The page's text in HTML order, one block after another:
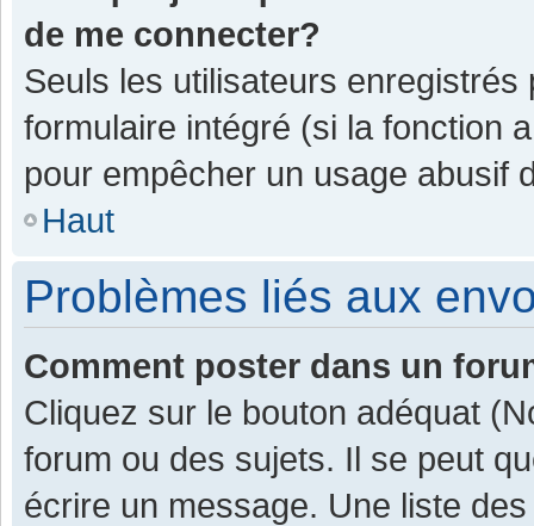
de me connecter?
Seuls les utilisateurs enregistrés
formulaire intégré (si la fonction
pour empêcher un usage abusif
Haut
Problèmes liés aux
Comment poster dans un
Cliquez sur le bouton adéquat
forum ou des sujets. Il se peut
écrire un message. Une liste